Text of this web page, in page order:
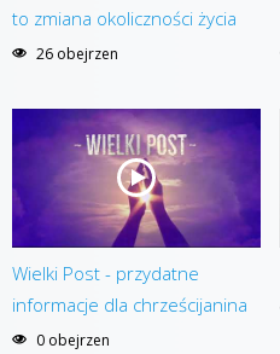
to zmiana okoliczności życia
26 obejrzen
Wielki Post - przydatne
informacje dla chrześcijanina
0 obejrzen